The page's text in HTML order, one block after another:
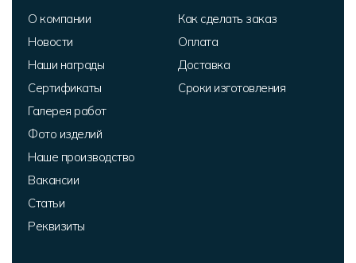
О компании
Новости
Наши награды
Сертификаты
Галерея работ
Фото изделий
Наше производство
Вакансии
Статьи
Реквизиты
Как сделать заказ
Оплата
Доставка
Сроки изготовления